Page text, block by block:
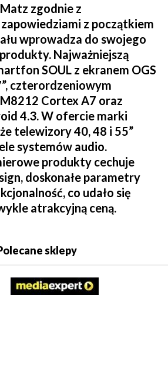
zgodnie z
z początkiem
wprowadza do swojego
Najważniejszą
SOUL z ekranem OGS
czterordzeniowym
Cortex A7 oraz
4.3. W ofercie marki
telewizory 40, 48 i 55”
systemów audio.
produkty cechuje
doskonałe parametry
co udało się
atrakcyjną ceną.
sklepy